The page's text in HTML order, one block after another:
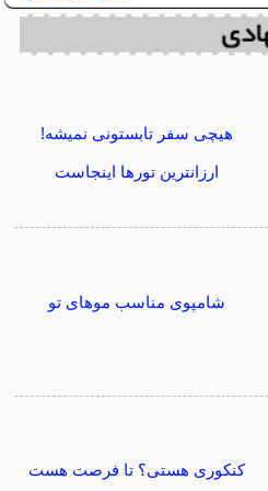
هیچی سفر تابستونی نمیشه!
ارزانترین تورها اینجاست
شامپوی مناسب موهای تو
کنکوری هستی؟ تا فرصت هست